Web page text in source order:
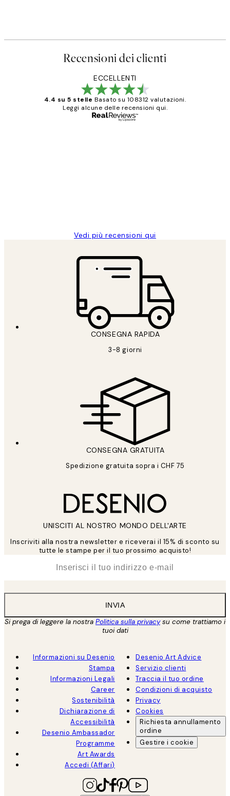
Recensioni dei clienti
ECCELLENTI
4.4 su 5 stelle Basato su 108312 valutazioni.
Leggi alcune delle recensioni qui.
Vedi più recensioni qui
CONSEGNA RAPIDA
3-8 giorni
CONSEGNA GRATUITA
Spedizione gratuita sopra i CHF 75
UNISCITI AL NOSTRO MONDO DELL'ARTE
Inscriviti alla nostra newsletter e riceverai il 15% di sconto su
tutte le stampe per il tuo prossimo acquisto!
INVIA
Si prega di leggere la nostra Politica sulla privacysu come trattiamo i
tuoi dati
Informazioni su Desenio
Stampa
Informazioni Legali
Career
Sostenibilità
Dichiarazione di
Accessibilità
Desenio Ambassador
Programme
Art Awards
Accedi (Affari)
Desenio Art Advice
Servizio clienti
Traccia il tuo ordine
Condizioni di acquisto
Privacy
Cookies
Richiesta annullamento
ordine
Gestire i cookie